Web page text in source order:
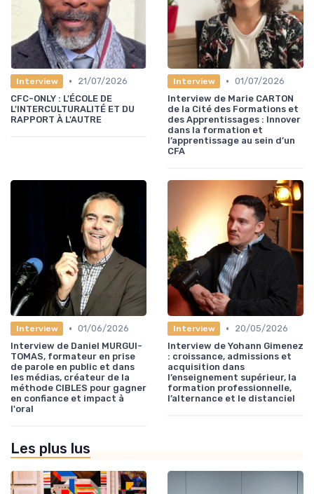
Interview •
21/07/2026
CFC-ONLY : L'ÉCOLE DE
L'INTERCULTURALITÉ ET DU
RAPPORT À L'AUTRE
Interview • 01/07/2026
Interview de Marie CARTON
de la Cité des Formations et
des Apprentissages : Innover
dans la formation et
l’apprentissage au sein d’un
CFA
Interview • 01/06/2026
Interview de Daniel MURGUI-
TOMAS, formateur en prise
de parole en public et dans
les médias, créateur de la
méthode CIBLES pour gagner
en confiance et impact à
l'oral
Interview •
20/05/2026
Interview de Yohann Gimenez
: croissance, admissions et
acquisition dans
l’enseignement supérieur, la
formation professionnelle,
l’alternance et le distanciel
Les plus lus